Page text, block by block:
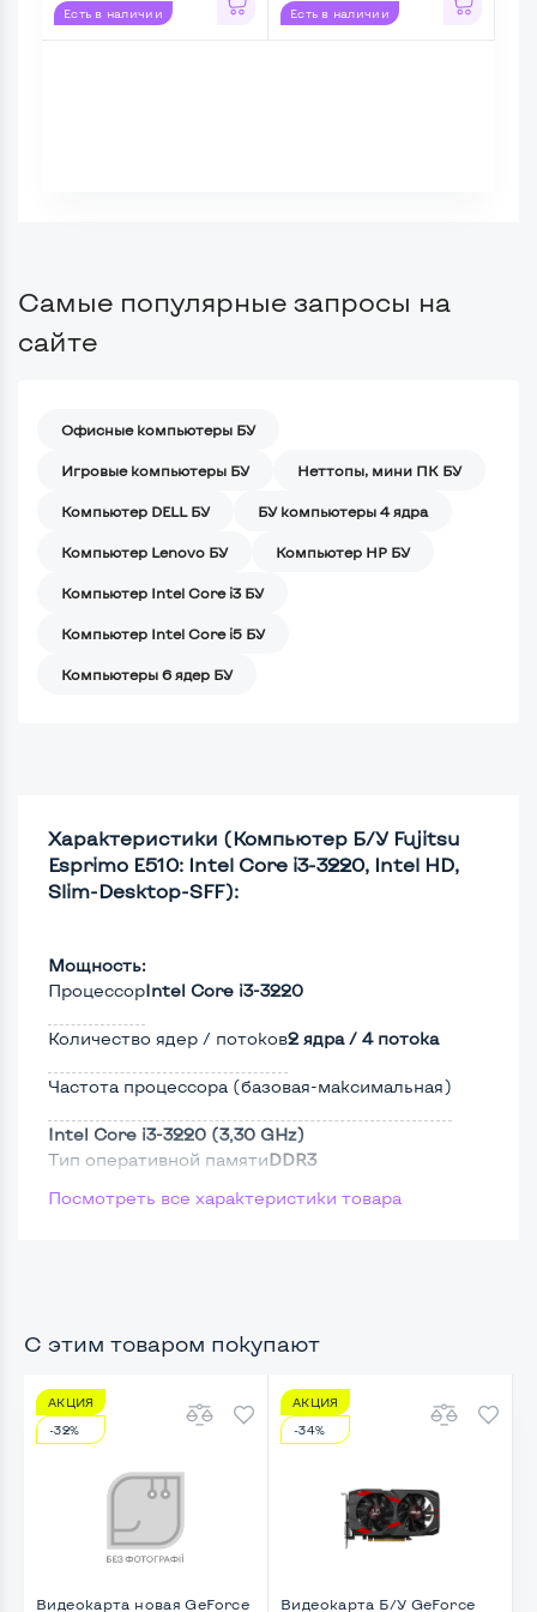
Есть в наличии Есть в наличии
Самые популярные запросы на
сайте
Офисные компьютеры БУ
Игровые компьютеры БУ Неттопы, мини ПК БУ
Компьютер DELL БУ БУ компьютеры 4 ядра
Компьютер Lenovo БУ Компьютер HP БУ
Компьютер Intel Core i3 БУ
Компьютер Intel Core i5 БУ
Компьютеры 6 ядер БУ
Характеристики (Компьютер Б/У Fujitsu
Esprimo E510: Intel Core i3-3220, Intel HD,
Slim-Desktop-SFF):
Мощность:
ПроцессорIntel Core i3-3220
Количество ядер / потоков2 ядра / 4 потока
Частота процессора (базовая-максимальная)
Intel Core i3-3220 (3,30 GHz)
Тип оперативной памятиDDR3
Тип накопителяSSD 2,5"
Возможности видеокарты:
Тип видеокарты
Встроенный
Видеопроцессор системного блокаIntel HD
Размер видеопамяти, Гб Динамический
Посмотреть все характеристики товара
С этим товаром покупают
АКЦИЯ
-32%
Видеокарта новая GeForce
АКЦИЯ
-34%
Видеокарта Б/У GeForce